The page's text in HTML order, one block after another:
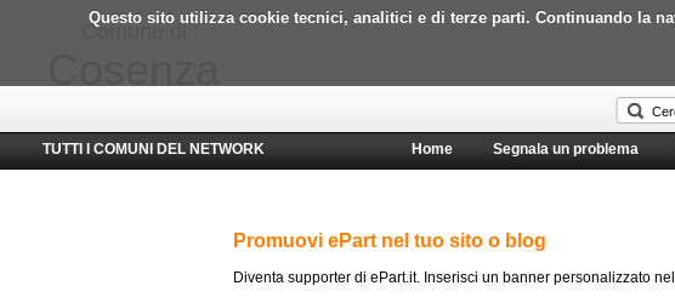
Questo sito utilizza cookie tecnici, analitici e di terze parti. Continuando la
Comune di
TUTTI I COMUNI DEL NETWORK Home Segnala un problema
Promuovi ePart nel tuo sito o blog
Diventa supporter di ePart.it. Inserisci un banner personalizzato